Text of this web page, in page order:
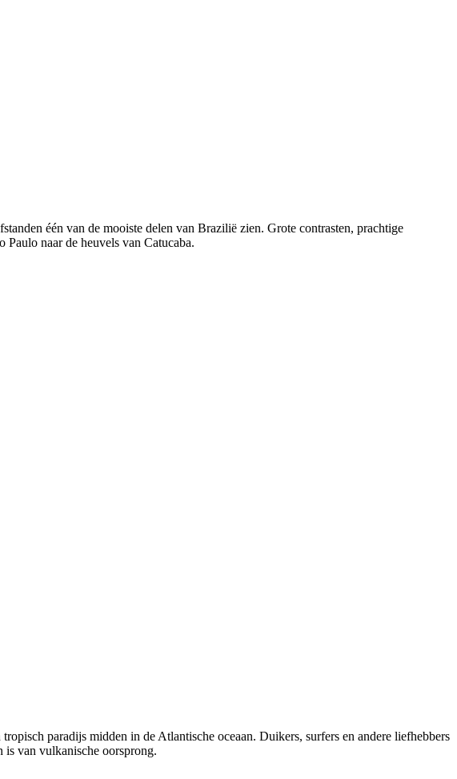
één van de mooiste delen van Brazilië zien. Grote contrasten, prachtige
Paulo naar de heuvels van Catucaba.
paradijs midden in de Atlantische oceaan. Duikers, surfers en andere liefhebbers
is van vulkanische oorsprong.